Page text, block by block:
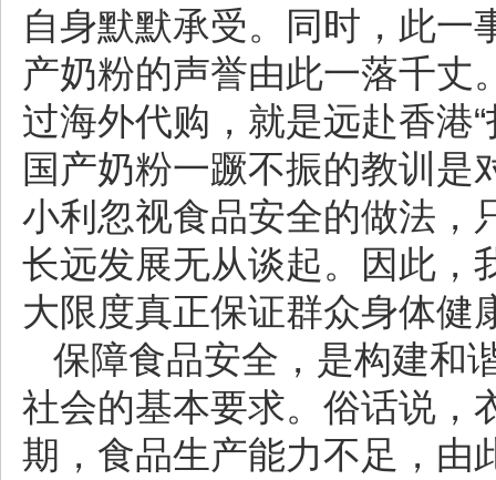
自身默默承受。同时，此一
产奶粉的声誉由此一落千丈
过海外代购，就是远赴香港
国产奶粉一蹶不振的教训是
小利忽视食品安全的做法，
长远发展无从谈起。因此，
大限度真正保证群众身体健
保障食品安全，是构建和
社会的基本要求。俗话说，
期，食品生产能力不足，由